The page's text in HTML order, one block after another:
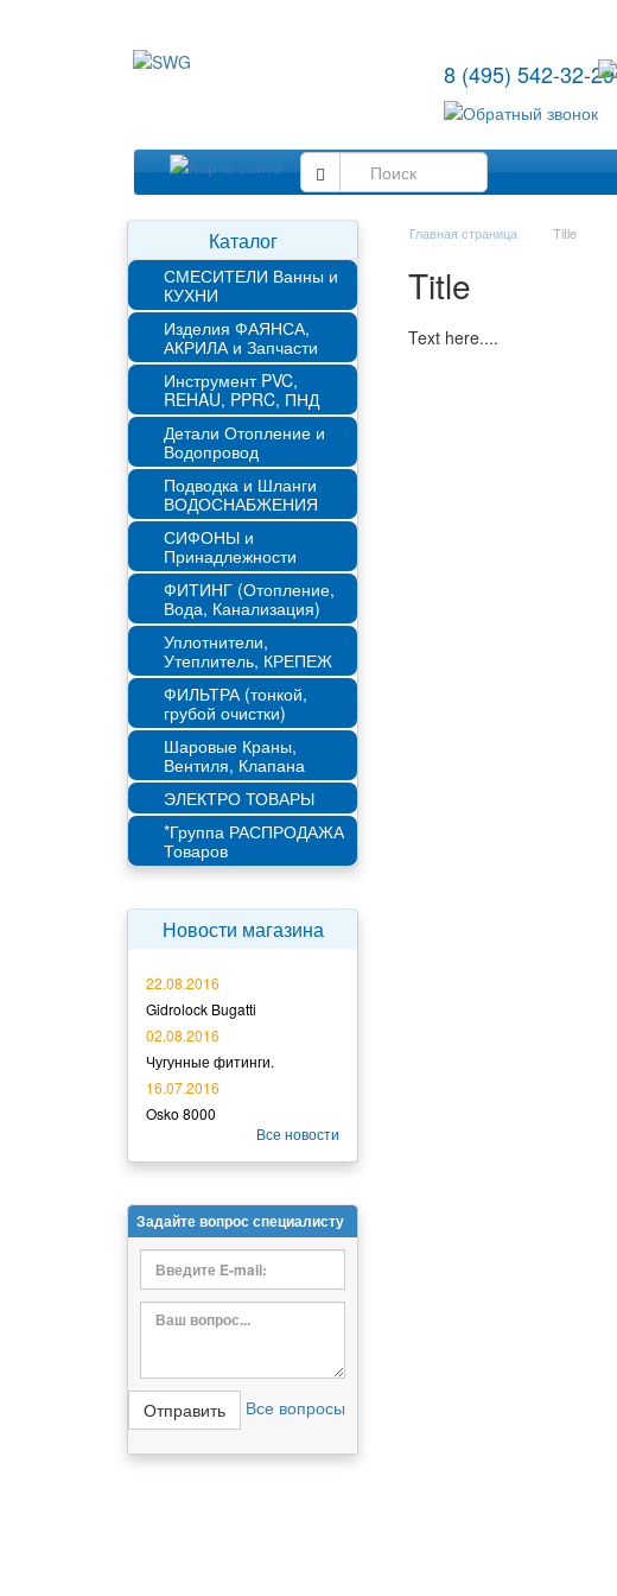
8 (495) 542-32-29
Каталог
СМЕСИТЕЛИ Ванны и
КУХНИ
Изделия ФАЯНСА,
АКРИЛА и Запчасти
Инструмент PVC,
REHAU, PPRC, ПНД
Детали Отопление и
Водопровод
Подводка и Шланги
ВОДОСНАБЖЕНИЯ
СИФОНЫ и
Принадлежности
ФИТИНГ (Отопление,
Вода, Канализация)
Уплотнители,
Утеплитель, КРЕПЕЖ
ФИЛЬТРА (тонкой,
грубой очистки)
Шаровые Краны,
Вентиля, Клапана
ЭЛЕКТРО ТОВАРЫ
*Группа РАСПРОДАЖА
Товаров
Новости магазина
22.08.2016
Gidrolock Bugatti
02.08.2016
Чугунные фитинги.
16.07.2016
Osko 8000
Все новости
Задайте вопрос специалисту
Все вопросы
Главная страница Title
Title
Text here....